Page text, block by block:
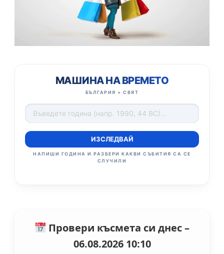
МАШИНА НА ВРЕМЕТО
БЪЛГАРИЯ + СВЯТ
ИЗСЛЕДВАЙ
НАПИШИ ГОДИНА И РАЗБЕРИ КАКВИ СЪБИТИЯ СА СЕ
СЛУЧИЛИ
Провери късмета си днес –
06.08.2026 10:10